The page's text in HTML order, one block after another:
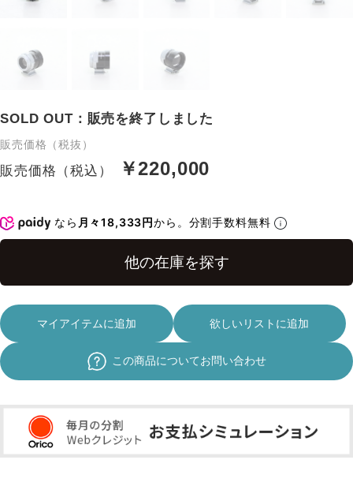
SOLD OUT：販売を終了しました
販売価格（税抜）
販売価格（税込） ￥220,000
なら 月々18,333円から。分割手数料無料
マイアイテムに追加 欲しいリストに追加
この商品についてお問い合わせ